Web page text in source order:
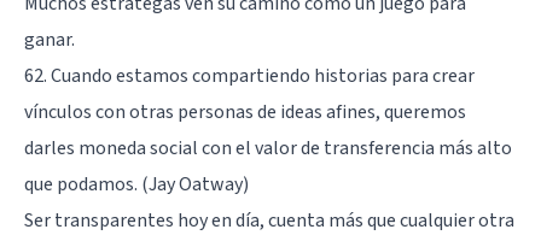
ganar.
62. Cuando estamos compartiendo historias para crear
vínculos con otras personas de ideas afines, queremos
darles moneda social con el valor de transferencia más alto
que podamos. (Jay Oatway)
Ser transparentes hoy en día, cuenta más que cualquier otra